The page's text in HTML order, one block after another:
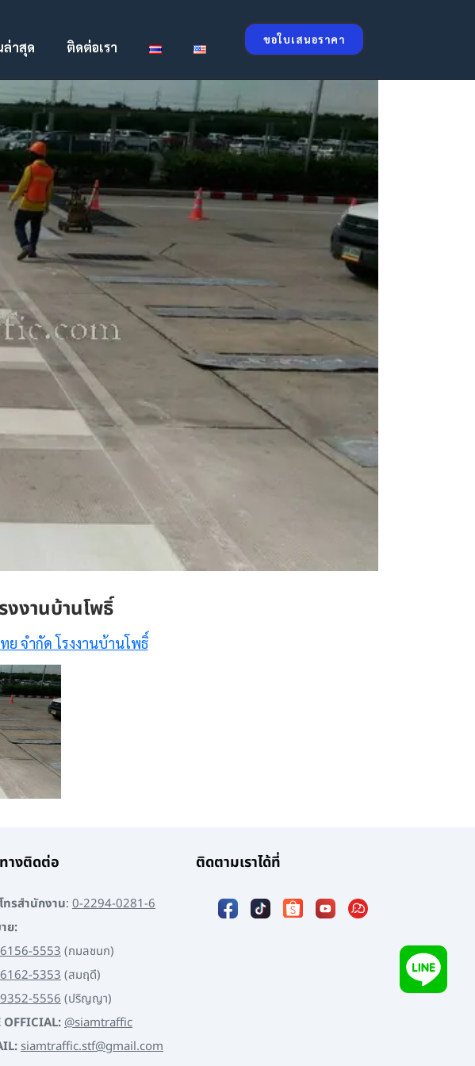
ขอใบเสนอราคา
ล่าสุด ติดต่อเรา
งงานบ้านโพธิ์
ย จำกัด โรงงานบ้านโพธิ์
างติดต่อ
ทรสำนักงาน: 0-2294-0281-6
ย:
5553(กมลชนก)
5353(สมฤดี)
5556(ปริญญา)
OFFICIAL:@siamtraffic
siamtraffic.stf@gmail.com
ติดตามเราได้ที่